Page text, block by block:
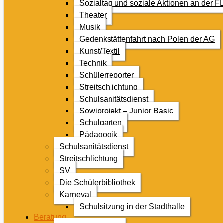
Sozialtag und soziale Aktionen an der
Theater
Musik
Gedenkstättenfahrt nach Polen der AG
Kunst/Textil
Technik
Schülerreporter
Streitschlichtung
Schulsanitätsdienst
Sowiprojekt – Junior Basic
Schulgarten
Pädagogik
Schulsanitätsdienst
Streitschlichtung
SV
Die Schülerbibliothek
Karneval
Schulsitzung in der Stadthalle
Beratung